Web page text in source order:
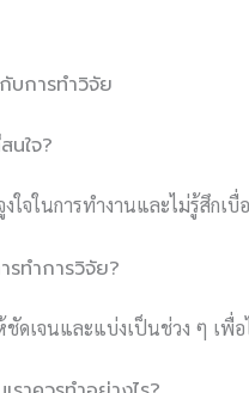
บการทำวิจัย
นใจ?
ใจในการทำงานและไม่รู้สึกเ
รทำการวิจัย?
ดเจนและแบ่งเป็นช่วง ๆ เพื่อ